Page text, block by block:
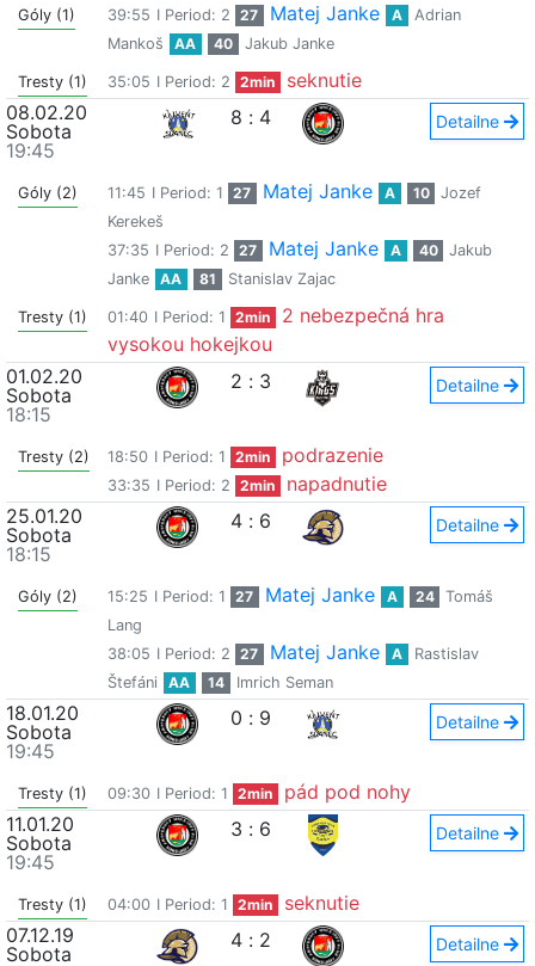
Góly (1) 39:55 I Period: 2 27 Matej Janke A
Adrian
Mankoš
AA 40 Jakub Janke
Tresty (1) 35:05 I Period: 2 2min
seknutie
08.02.20
Sobota
19:45
8 : 4 Detailne
Góly (2) 11:45 I Period: 1 27 Matej Janke A 10
Jozef
Kerekeš
37:35 I Period: 2 27 Matej Janke A 40
Jakub
Janke
AA 81 Stanislav Zajac
Tresty (1) 01:40 I Period: 1 2min
2 nebezpečná hra
vysokou hokejkou
01.02.20
Sobota
18:15
2 : 3 Detailne
Tresty (2) 18:50 I Period: 1 2min podrazenie
33:35 I Period: 2 2min
napadnutie
25.01.20
Sobota
18:15
4 : 6 Detailne
Góly (2) 15:25 I Period: 1 27 Matej Janke A 24
Tomáš
Lang
38:05 I Period: 2 27 Matej Janke A
Rastislav
Štefáni
AA 14 Imrich Seman
18.01.20
Sobota
19:45
0 : 9 Detailne
Tresty (1) 09:30 I Period: 1 2min
pád pod nohy
11.01.20
Sobota
19:45
3 : 6 Detailne
Tresty (1) 04:00 I Period: 1 2min
seknutie
07.12.19
Sobota
4 : 2 Detailne